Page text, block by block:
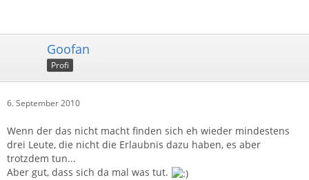
Goofan
Profi
6. September 2010
Wenn der das nicht macht finden sich eh wieder mindestens
drei Leute, die nicht die Erlaubnis dazu haben, es aber
trotzdem tun...
Aber gut, dass sich da mal was tut.